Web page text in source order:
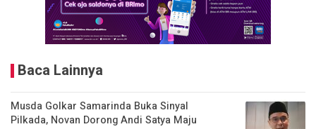
Baca Lainnya
Musda Golkar Samarinda Buka Sinyal
Pilkada, Novan Dorong Andi Satya Maju